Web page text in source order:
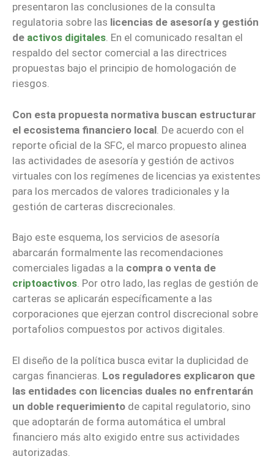
presentaron las conclusiones de la consulta
regulatoria sobre las licencias de asesoría y gestión
de activos digitales. En el comunicado resaltan el
respaldo del sector comercial a las directrices
propuestas bajo el principio de homologación de
riesgos.
Con esta propuesta normativa buscan estructurar
el ecosistema financiero local . De acuerdo con el
reporte oficial de la SFC, el marco propuesto alinea
las actividades de asesoría y gestión de activos
virtuales con los regímenes de licencias ya existentes
para los mercados de valores tradicionales y la
gestión de carteras discrecionales.
Bajo este esquema, los servicios de asesoría
abarcarán formalmente las recomendaciones
comerciales ligadas a la compra o venta de
criptoactivos. Por otro lado, las reglas de gestión de
carteras se aplicarán específicamente a las
corporaciones que ejerzan control discrecional sobre
portafolios compuestos por activos digitales.
El diseño de la política busca evitar la duplicidad de
cargas financieras. Los reguladores explicaron que
las entidades con licencias duales no enfrentarán
un doble requerimiento de capital regulatorio, sino
que adoptarán de forma automática el umbral
financiero más alto exigido entre sus actividades
autorizadas.